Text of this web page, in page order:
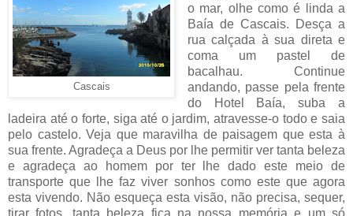
Cascais
o mar, olhe como é linda a
Baía de Cascais. Desça a
rua calçada à sua direta e
coma um pastel de
bacalhau. Continue
andando, passe pela frente
do Hotel Baía, suba a
ladeira até o forte, siga até o jardim, atravesse-o todo e saia
pelo castelo. Veja que maravilha de paisagem que esta à
sua frente. Agradeça a Deus por lhe permitir ver tanta beleza
e agradeça ao homem por ter lhe dado este meio de
transporte que lhe faz viver sonhos como este que agora
esta vivendo. Não esqueça esta visão, não precisa, sequer,
tirar fotos, tanta beleza fica na nossa memória e um só